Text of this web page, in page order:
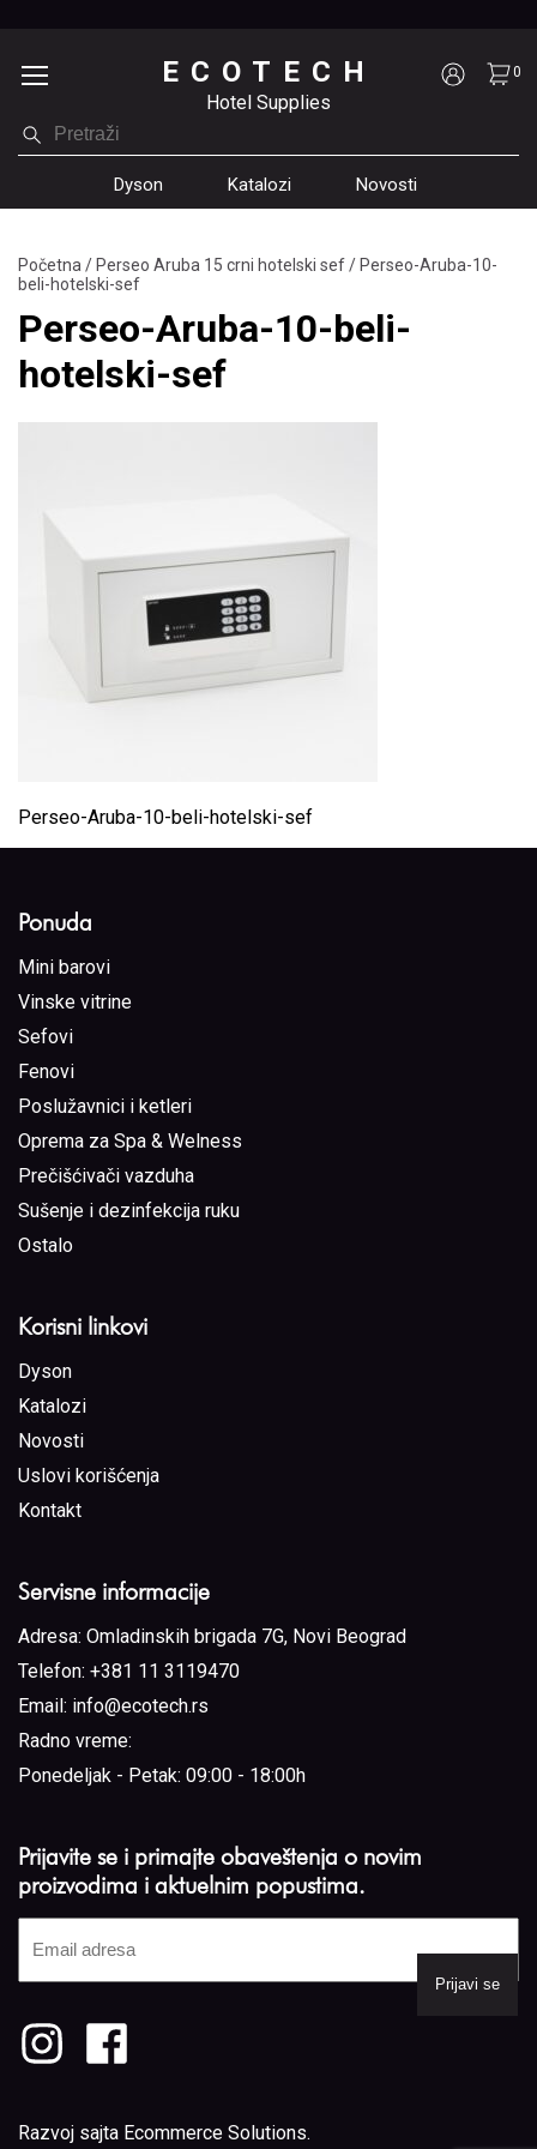
Dyson Katalozi Novosti
ECOTECH
Hotel Supplies
0
Početna /Perseo Aruba 15 crni hotelski sef/Perseo-Aruba-10-
beli-hotelski-sef
Perseo-Aruba-10-beli-
hotelski-sef
Perseo-Aruba-10-beli-hotelski-sef
Ponuda
Mini barovi
Vinske vitrine
Sefovi
Fenovi
Poslužavnici i ketleri
Oprema za Spa & Welness
Prečišćivači vazduha
Sušenje i dezinfekcija ruku
Ostalo
Korisni linkovi
Dyson
Katalozi
Novosti
Uslovi korišćenja
Kontakt
Servisne informacije
Adresa: Omladinskih brigada 7G, Novi Beograd
Telefon: +381 11 3119470
Email: info@ecotech.rs
Radno vreme:
Ponedeljak - Petak: 09:00 - 18:00h
Prijavite se i primajte obaveštenja o novim
proizvodima i aktuelnim popustima.
adresa
Razvoj sajta Ecommerce Solutions.